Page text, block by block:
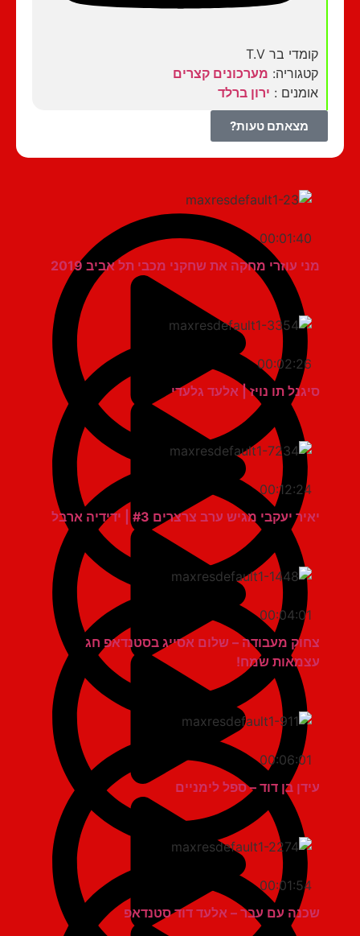
קומדי בר T.V
קטגוריה:מערכונים קצרים
אומנים :ירון ברלד
מצאתם טעות?
00:01:40
מני עוזרי מחקה את שחקני מכבי תל אביב 2019
00:02:26
סיגנל תו נויז | אלעד גלעדי
00:12:24
יאיר יעקבי מגיש ערב צרצרים #3 | ידידיה ארבל
00:04:01
צחוק מעבודה – שלום אסייג בסטנדאפ חג
עצמאות שמח!
00:06:01
עידן בן דוד – ספל לימניים
00:01:54
שכנה עם עבר – אלעד דוד סטנדאפ